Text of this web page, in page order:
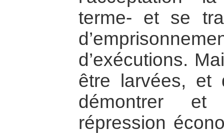
terme- et se
d’exécutions.
être larvées, et
démontrer
répression